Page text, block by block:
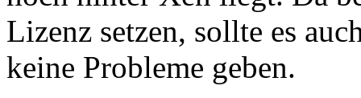
Lizenz setzen, sollte es
keine Probleme geben.